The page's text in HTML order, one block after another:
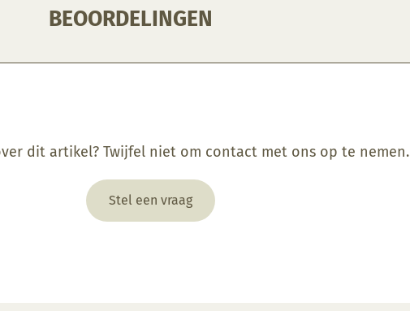
BEOORDELINGEN
dit artikel? Twijfel niet om contact met ons op te nemen.
Stel een vraag